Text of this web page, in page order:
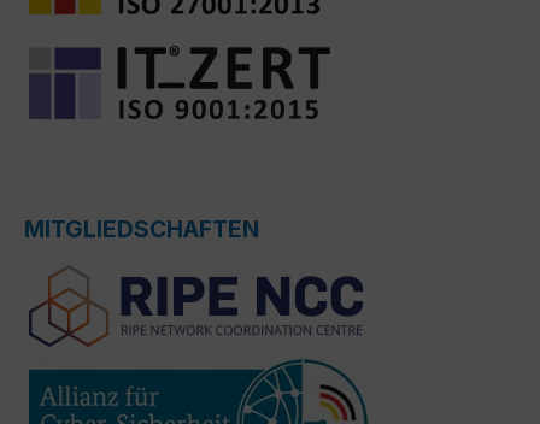
MITGLIEDSCHAFTEN